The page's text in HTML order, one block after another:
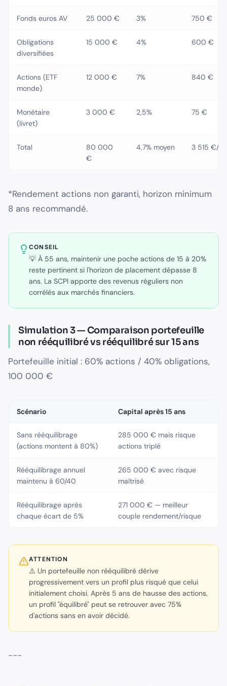
Fonds euros AV 25 000 € 3% 750 €
Obligations
diversifiées
15 000 € 4% 600 €
Actions (ETF
monde)
12 000 € 7% 840 €
Monétaire
(livret)
3 000 € 2,5% 75 €
Total
80 000
€
4,7% moyen 3 515 €/an
*Rendement actions non garanti, horizon minimum
8 ans recommandé.
CONSEIL
💡 À 55 ans, maintenir une poche actions de 15 à 20%
reste pertinent si l'horizon de placement dépasse 8
ans. La SCPI apporte des revenus réguliers non
corrélés aux marchés financiers.
Simulation 3 — Comparaison portefeuille
non rééquilibré vs rééquilibré sur 15 ans
Portefeuille initial : 60% actions / 40% obligations,
100 000 €
Scénario Capital après 15 ans
Sans rééquilibrage
(actions montent à 80%)
285 000 € mais risque
actions triplé
Rééquilibrage annuel
maintenu à 60/40
265 000 € avec risque
maîtrisé
Rééquilibrage après
chaque écart de 5%
271 000 € — meilleur
couple rendement/risque
ATTENTION
⚠️ Un portefeuille non rééquilibré dérive
progressivement vers un profil plus risqué que celui
initialement choisi. Après 5 ans de hausse des actions,
un profil "équilibré" peut se retrouver avec 75%
d'actions sans en avoir décidé.
---